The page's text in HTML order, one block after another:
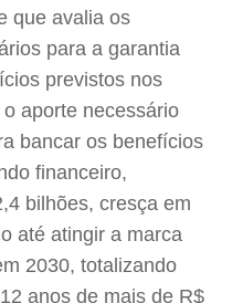
que avalia os
para a garantia
previstos nos
aporte necessário
bancar os benefícios
financeiro,
bilhões, cresça em
até atingir a marca
2030, totalizando
anos de mais de R$